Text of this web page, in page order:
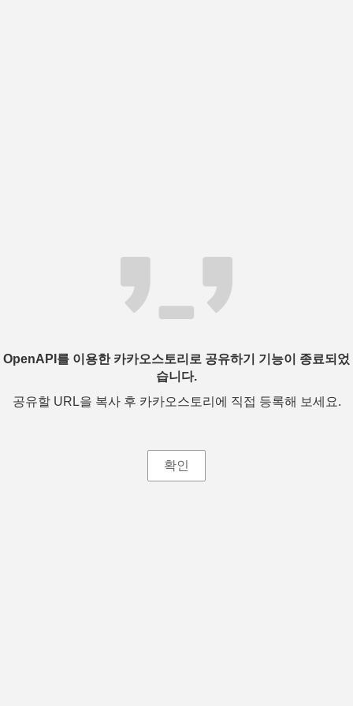
OpenAPI를 이용한 카카오스토리로 공유하기 기능이 종료되었
습니다.
공유할 URL을 복사 후 카카오스토리에 직접 등록해 보세요.
확인